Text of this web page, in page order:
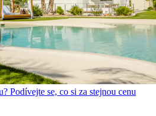
Podívejte se, co si za stejnou cenu